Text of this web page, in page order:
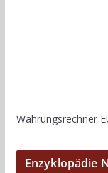
Währungsrechner
Enzyklopädie